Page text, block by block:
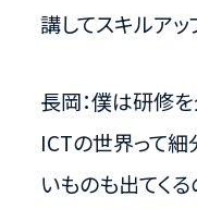
講してスキルアッ
長岡：僕は研修
ICTの世界って細
いものも出てく